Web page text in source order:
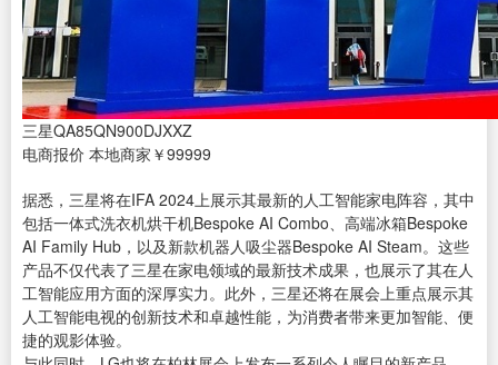
三星QA85QN900DJXXZ
电商报价 本地商家 ￥99999
据悉，三星将在IFA 2024上展示其最新的人工智能家电阵容，其中
包括一体式洗衣机烘干机Bespoke AI Combo、高端冰箱Bespoke
AI Family Hub，以及新款机器人吸尘器Bespoke AI Steam。这些
产品不仅代表了三星在家电领域的最新技术成果，也展示了其在人
工智能应用方面的深厚实力。此外，三星还将在展会上重点展示其
人工智能电视的创新技术和卓越性能，为消费者带来更加智能、便
捷的观影体验。